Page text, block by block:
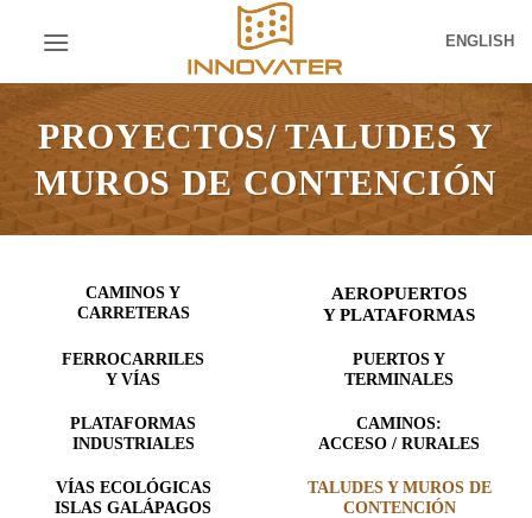
ENGLISH
PROYECTOS/ TALUDES Y
MUROS DE CONTENCIÓN
CAMINOS Y
CARRETERAS
AEROPUERTOS
Y PLATAFORMAS
FERROCARRILES
Y VÍAS
PUERTOS Y
TERMINALES
PLATAFORMAS
INDUSTRIALES
CAMINOS:
ACCESO / RURALES
VÍAS ECOLÓGICAS
ISLAS GALÁPAGOS
TALUDES Y MUROS DE
CONTENCIÓN